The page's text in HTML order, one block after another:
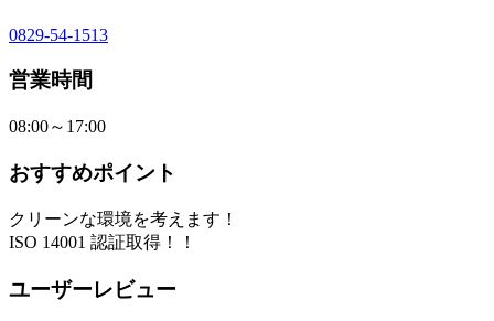
0829-54-1513
営業時間
08:00～17:00
おすすめポイント
クリーンな環境を考えます！
ISO 14001 認証取得！！
ユーザーレビュー